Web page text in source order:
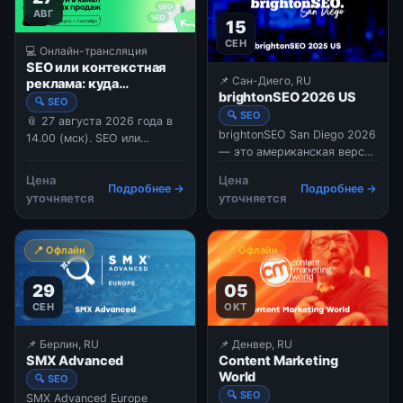
explore practical strategies
for improving organic s
АВГ
💻 Онлайн-трансляция
SEO или контекстная
реклама: куда
выгоднее вкладывать
бюджет.
🔍 SEO
📎 27 августа 2026 года в
14.00 (мск). SEO или
выгоднее вкладывать
бюджет. В 2026 году
оказаться в топе поисковой
— важно, чтобы видимость
вашего бизнеса в поиске
приносила стабильные
продажи. Но как э
Цена
уточняется
Подробнее →
15
СЕН
📌 Сан-Диего, RU
brightonSEO 2026 US
🔍 SEO
brightonSEO San Diego 2026
— это американская версия
конференции по поисковому
маркетингу, которая
переносит атмосферу
британского Брайтона на
западное побережье США.
Мероприятие объединяет
SEO-специалистов,
контент-маркетологов и
экспертов по платной
рекламе (PPC) для обмена
практическими знаниями.
Цена
уточняется
Подробнее →
📍 Офлайн
29
СЕН
📌 Берлин, RU
SMX Advanced
🔍 SEO
SMX Advanced Europe
📍 Офлайн
05
ОКТ
📌 Денвер, RU
Content Marketing
World
🔍 SEO